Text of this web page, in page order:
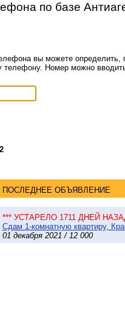
по базе
вы можете определить,
телефону. Номер можно
ПОСЛЕДНЕЕ ОБЪЯВЛЕНИЕ
*** УСТАРЕЛО 1711 ДНЕЙ
Сдам 1-комнатную квартиру,
01 декабря 2021 / 12 000